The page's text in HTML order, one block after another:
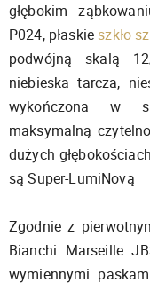
głębokim
P024, płaskie szkło
podwójną skalą
niebieska tarcza,
wykończona w
maksymalną
dużych
są Super-LumiNovą
Zgodnie z
Bianchi Marseille
wymiennymi